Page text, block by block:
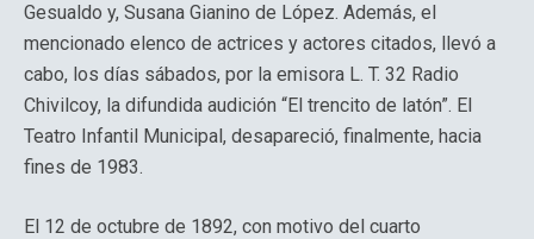
Gesualdo y, Susana Gianino de López. Además, el
mencionado elenco de actrices y actores citados, llevó a
cabo, los días sábados, por la emisora L. T. 32 Radio
Chivilcoy, la difundida audición “El trencito de latón”. El
Teatro Infantil Municipal, desapareció, finalmente, hacia
fines de 1983.
El 12 de octubre de 1892, con motivo del cuarto